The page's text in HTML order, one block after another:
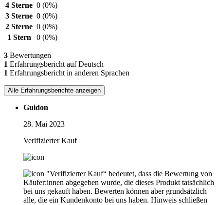
4 Sterne 0 (0%)
3 Sterne 0 (0%)
2 Sterne 0 (0%)
1 Stern
0 (0%)
3 Bewertungen
1 Erfahrungsbericht auf Deutsch
1 Erfahrungsbericht in anderen Sprachen
Alle Erfahrungsberichte anzeigen
Guidon
28. Mai 2023
Verifizierter Kauf
"Verifizierter Kauf“ bedeutet, dass die Bewertung von
Käufer:innen abgegeben wurde, die dieses Produkt tatsächlich
bei uns gekauft haben. Bewerten können aber grundsätzlich
alle, die ein Kundenkonto bei uns haben. Hinweis schließen